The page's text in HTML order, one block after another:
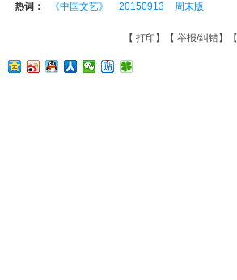
热词： 《中国文艺》 20150913 周末版
【 打印 】【 举报/纠错】【